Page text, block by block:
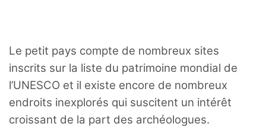
Le petit pays compte de nombreux sites
inscrits sur la liste du patrimoine mondial de
l’UNESCO et il existe encore de nombreux
endroits inexplorés qui suscitent un intérêt
croissant de la part des archéologues.